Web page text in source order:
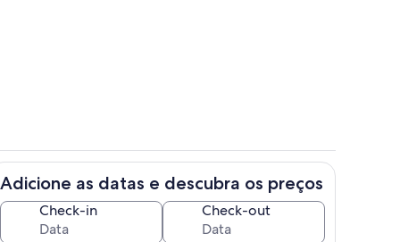
quarto casal
Adicione as datas e descubra os preços
Check-in Check-out